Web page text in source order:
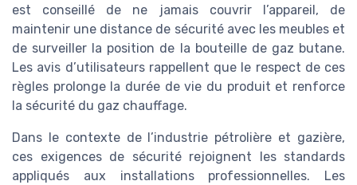
est conseillé de ne jamais couvrir l’appareil, de
maintenir une distance de sécurité avec les meubles et
de surveiller la position de la bouteille de gaz butane.
Les avis d’utilisateurs rappellent que le respect de ces
règles prolonge la durée de vie du produit et renforce
la sécurité du gaz chauffage.
Dans le contexte de l’industrie pétrolière et gazière,
ces exigences de sécurité rejoignent les standards
appliqués aux installations professionnelles. Les